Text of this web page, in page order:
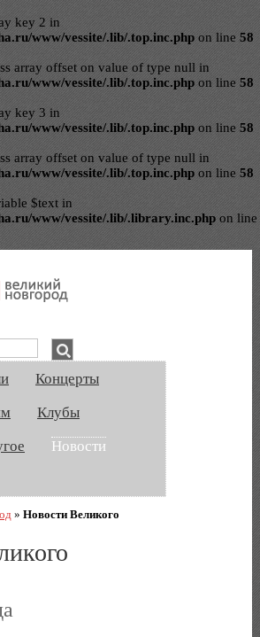
key 2 in
www/vessite/.lib/.top.inc.php on line 58
array offset on value of type null in
www/vessite/.lib/.top.inc.php on line 58
key 3 in
www/vessite/.lib/.top.inc.php on line 58
array offset on value of type null in
www/vessite/.lib/.top.inc.php on line 58
$text in
www/vessite/.lib/.library.inc.php on line
Концерты
Клубы
Новости
»Новости Великого